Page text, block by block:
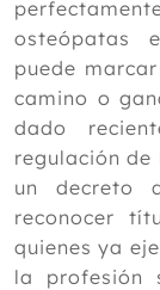
osteópatas
puede
camino o
dado
regulación
un decreto
reconocer
quienes ya
la profesión